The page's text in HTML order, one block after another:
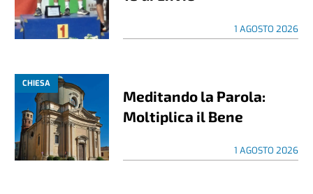
1 AGOSTO 2026
CHIESA
Meditando la Parola:
Moltiplica il Bene
1 AGOSTO 2026